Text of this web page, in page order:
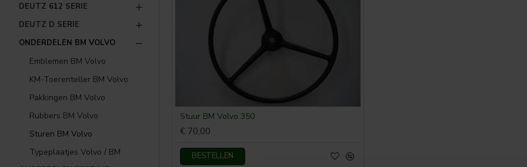
DEUTZ 612 SERIE
DEUTZ D SERIE
ONDERDELEN BM VOLVO
Emblemen BM Volvo
KM-Toerenteller BM Volvo
Pakkingen BM Volvo
Rubbers BM Volvo
Sturen BM Volvo
Typeplaatjes Volvo / BM
Stuur BM Volvo 350
€ 70,00
BESTELLEN